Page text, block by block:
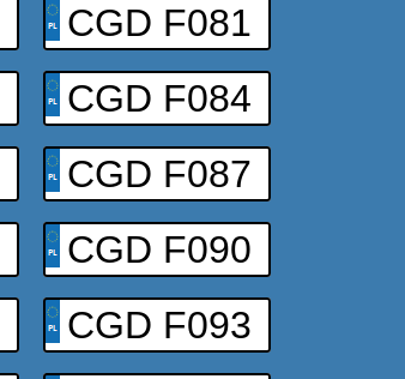
CGD F081
CGD F084
CGD F087
CGD F090
CGD F093